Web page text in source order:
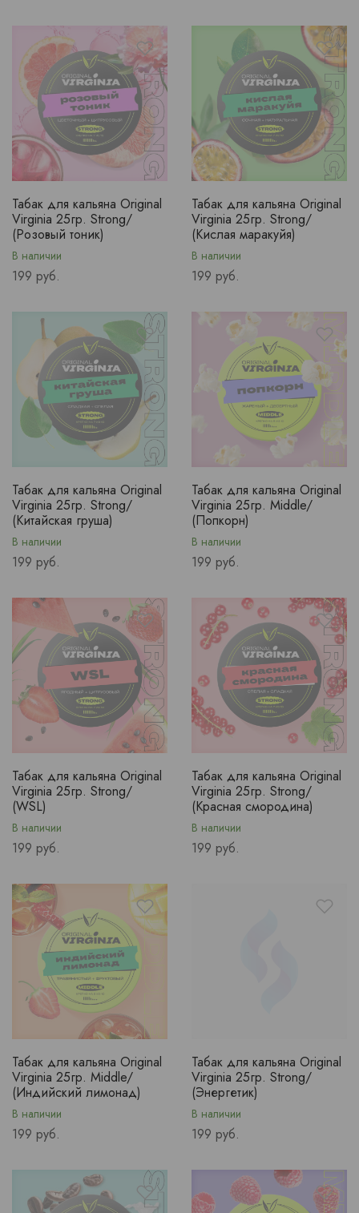
Табак для кальяна Original
Virginia 25гр. Strong/
(Розовый тоник)
В наличии
Price
199 руб.
Табак для кальяна Original
Virginia 25гр. Strong/
(Кислая маракуйя)
В наличии
Price
199 руб.
Табак для кальяна Original
Virginia 25гр. Strong/
(Китайская груша)
В наличии
Price
199 руб.
Табак для кальяна Original
Virginia 25гр. Middle/
(Попкорн)
В наличии
Price
199 руб.
Табак для кальяна Original
Virginia 25гр. Strong/
(WSL)
В наличии
Price
199 руб.
Табак для кальяна Original
Virginia 25гр. Strong/
(Красная смородина)
В наличии
Price
199 руб.
Табак для кальяна Original
Virginia 25гр. Middle/
(Индийский лимонад)
В наличии
Price
199 руб.
Табак для кальяна Original
Virginia 25гр. Strong/
(Энергетик)
В наличии
Price
199 руб.